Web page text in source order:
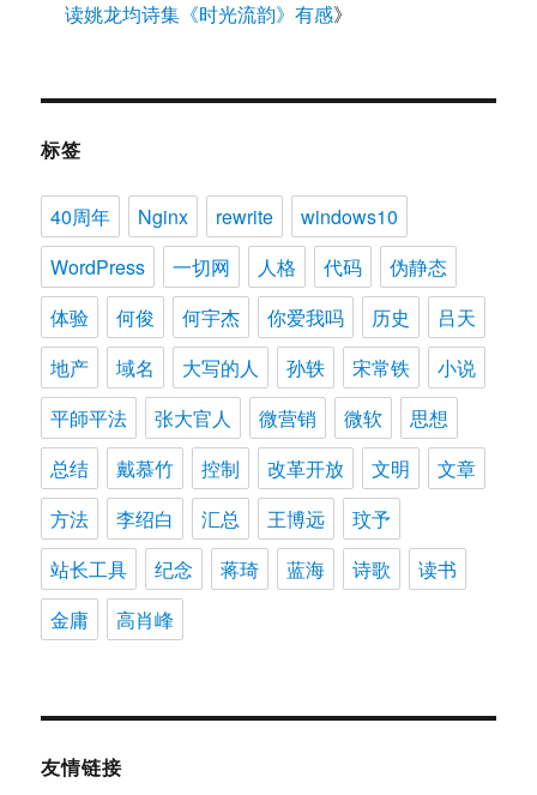
读姚龙均诗集《时光流韵》有感》
标签
40周年 Nginx rewrite
windows10
WordPress
一切网 人格 代码
伪静态
体验
何俊 何宇杰 你爱我吗 历史
吕天
地产
域名 大写的人 孙轶 宋常铁
小说
平師平法
张大官人 微营销 微软
思想
总结
戴慕竹 控制 改革开放 文明
文章
方法
李绍白 汇总 王博远
玟予
站长工具
纪念 蒋琦 蓝海 诗歌
读书
金庸
高肖峰
友情链接